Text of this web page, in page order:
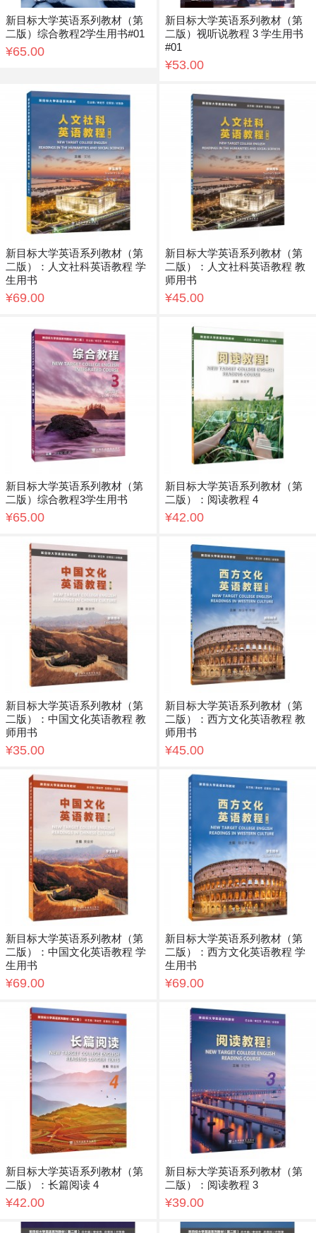
新目标大学英语系列教材（第
二版）综合教程2学生用书#01
¥65.00
新目标大学英语系列教材（第
二版）视听说教程 3 学生用书
#01
¥53.00
新目标大学英语系列教材（第
二版）：人文社科英语教程 学
生用书
¥69.00
新目标大学英语系列教材（第
二版）：人文社科英语教程 教
师用书
¥45.00
新目标大学英语系列教材（第
二版）综合教程3学生用书
¥65.00
新目标大学英语系列教材（第
二版）：阅读教程 4
¥42.00
新目标大学英语系列教材（第
二版）：中国文化英语教程 教
师用书
¥35.00
新目标大学英语系列教材（第
二版）：西方文化英语教程 教
师用书
¥45.00
新目标大学英语系列教材（第
二版）：中国文化英语教程 学
生用书
¥69.00
新目标大学英语系列教材（第
二版）：西方文化英语教程 学
生用书
¥69.00
新目标大学英语系列教材（第
二版）：长篇阅读 4
¥42.00
新目标大学英语系列教材（第
二版）：阅读教程 3
¥39.00